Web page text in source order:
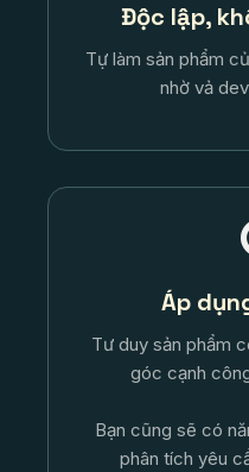
Độc lập,
Tự làm sản phẩm
nhờ vả
Áp
Tư duy sản phẩm
góc cạnh
Bạn cũng sẽ có
phân tích yêu